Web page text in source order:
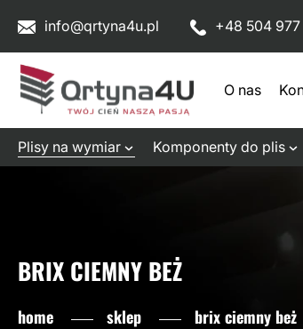
info@qrtyna4u.pl +48 504
O nas
Plisy na wymiar Komponenty do plis
BRIX CIEMNY BEŻ
home sklep brix ciemny beż